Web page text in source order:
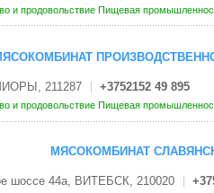
и продовольствие Пищевая
211287 +3752152 49 895
и продовольствие Пищевая
МЯСОКОМБИНАТ
шоссе 44а, ВИТЕБСК, 210020